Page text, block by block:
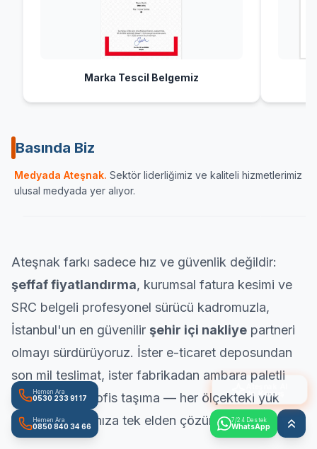
Marka Tescil Belgemiz
Basında Biz
Medyada Ateşnak. Sektör liderliğimiz ve kaliteli hizmetlerimiz
ulusal medyada yer alıyor.
Sektörün önde gelen yayın organlarından Haber
Ulaşımın Haberi
İç
Ateşnak farkı sadece hız ve güvenlik değildir:
şeffaf fiyatlandırma, kurumsal fatura kesimi ve
SRC belgeli profesyonel sürücü kadromuzla,
İstanbul'un en güvenilir şehir içi nakliye partneri
olmayı sürdürüyoruz. İster e-ticaret deposundan
son mil teslimat, ister fabrikadan ambara paletli
sevkiyat, ister ofis taşıma — her ölçekteki yük
taşıma ihtiyacınıza tek elden çözüm üretiyoruz.
7/24 Destek
WhatsApp
ile Konuş
Hemen Ara
0530 233 91 17
Hemen Ara
0850 840 34 66